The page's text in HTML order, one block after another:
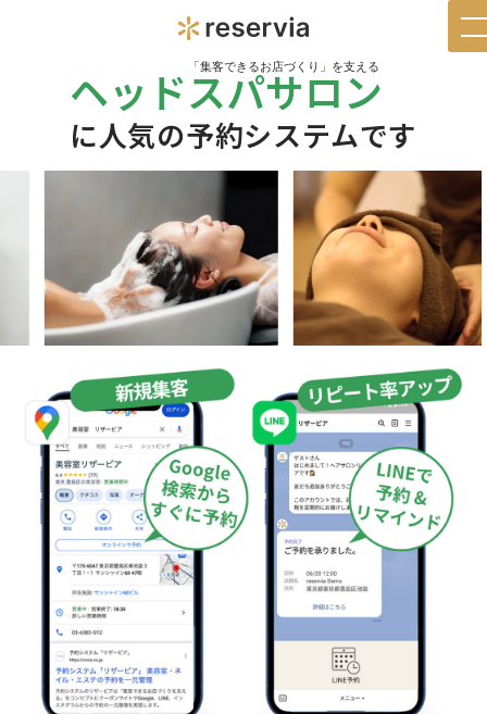
「集客できるお店づくり」を支える
ヘッドスパサロン
に人気の予約システムです